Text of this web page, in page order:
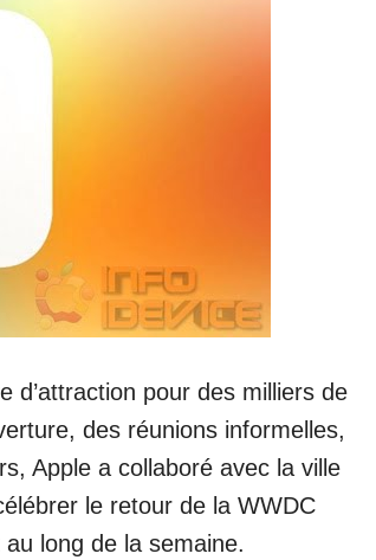
d’attraction pour des milliers de
des réunions informelles,
Apple a collaboré avec la ville
le retour de la WWDC
long de la semaine.